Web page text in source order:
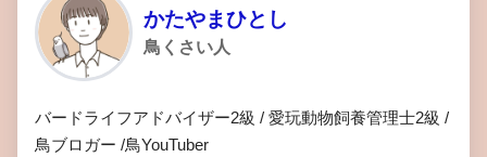
かたやまひとし
鳥くさい人
バードライフアドバイザー2級 / 愛玩動物飼養管理士2級 /
鳥ブロガー /鳥YouTuber